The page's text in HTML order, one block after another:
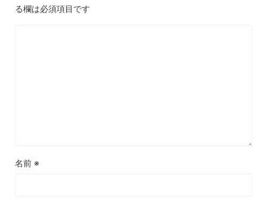
る欄は必須項目です
名前 ※